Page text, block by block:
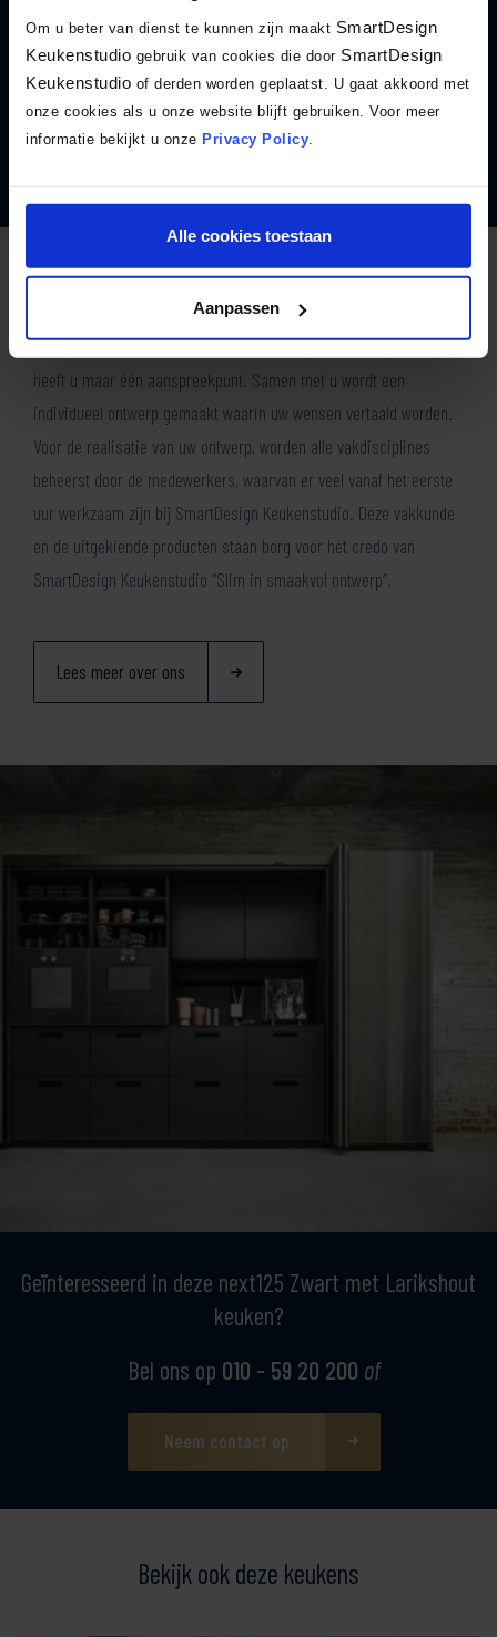
Om u beter van dienst te kunnen zijn maakt SmartDesign
Keukenstudio gebruik van cookies die door SmartDesign
Keukenstudio of derden worden geplaatst. U gaat akkoord met
onze cookies als u onze website blijft gebruiken. Voor meer
informatie bekijkt u onze Privacy Policy
Alle cookies toestaan
Aanpassen
hun keuken te kopen. De service was erg goed, geen…”
Lees de volledige beoordeling
Lees alle beoordelingen
SmartDesign Keukenstudio
Vanaf uw eerste bezoek tot en met montage, oplevering en nazorg
heeft u maar één aanspreekpunt. Samen met u wordt een
individueel ontwerp gemaakt waarin uw wensen vertaald worden.
Voor de realisatie van uw ontwerp, worden alle vakdisciplines
beheerst door de medewerkers, waarvan er veel vanaf het eerste
uur werkzaam zijn bij SmartDesign Keukenstudio. Deze vakkunde
en de uitgekiende producten staan borg voor het credo van
SmartDesign Keukenstudio “Slim in smaakvol ontwerp”.
Lees meer over ons
Geïnteresseerd in deze next125 Zwart met Larikshout
keuken?
Bel ons op 010 - 59 20 200 of
Neem contact op
Bekijk ook deze keukens